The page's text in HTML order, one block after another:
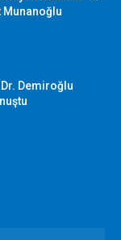
Munanoğlu
Demiroğlu